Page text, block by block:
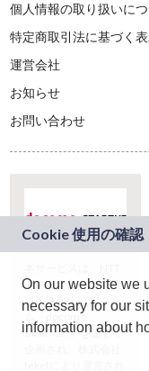
個人情報の取り扱いに
特定商取引法に基づく
運営会社
お知らせ
お問い合わせ
ドコモグループの新
規事業創出プログラ
ム「docomo
STARTUP」を通じて
On our website we
necessary for our
information about